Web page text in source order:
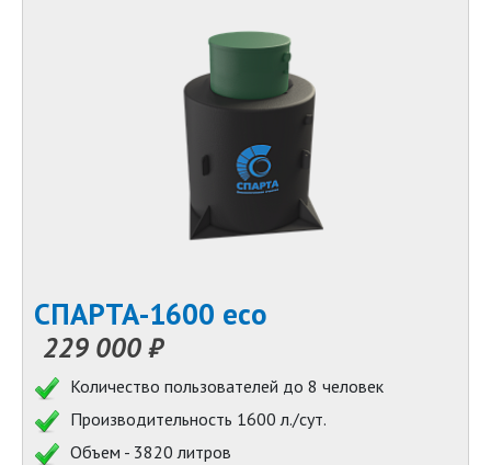
СПАРТА-1600 eco
229 000 ₽
Количество пользователей до 8 человек
Производительность 1600 л./сут.
Объем - 3820 литров